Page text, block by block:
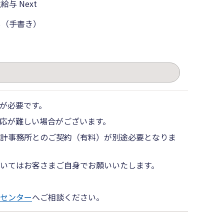
与 Next
手書き）
必要です。
難しい場合がございます。
事務所とのご契約（有料）が別途必要となりま
はお客さまご自身でお願いいたします。
ンターへご相談ください。